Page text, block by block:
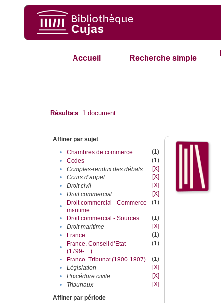
Accueil Recherche simple
Résultats 1 document
Affiner par sujet
•
Chambres de commerce
(1)
•
Codes
(1)
•
Comptes-rendus des débats
[X]
•
Cours d’appel
[X]
•
Droit civil
[X]
•
Droit commercial
[X]
•
Droit commercial - Commerce
maritime
(1)
• Droit commercial - Sources
(1)
•
Droit maritime
[X]
•
France
(1)
•
France. Conseil d’Etat
(1799-....)
(1)
• France. Tribunat (1800-1807)
(1)
•
Législation
[X]
•
Procédure civile
[X]
•
Tribunaux
[X]
Affiner par période